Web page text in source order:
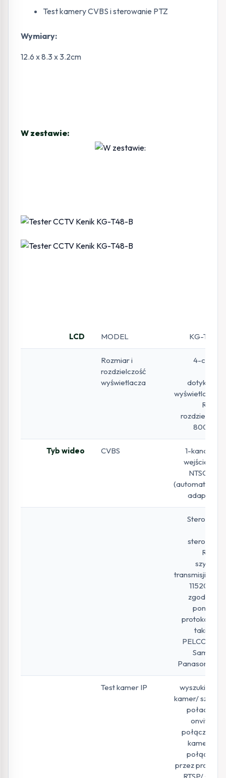
Test kamery CVBS i sterowanie PTZ
Wymiary:
12.6 x 8.3 x 3.2cm
W zestawie:
LCD MODEL KG-T48-B
Rozmiar i
rozdzielczość
wyświetlacza
4-calowy
dotykowy z
wyświetlaczem
Retina,
rozdzielczość
800*480
Tyb wideo CVBS
1-kanałowe
wejście BNC
NTSC/PAL
(automatyczna
adaptacja)
Sterowanie
sterowanie
RS485,
szybkość
transmisji 600-
115200b/s,
zgodność z
ponad 30
protokołami,
takimi jak
PELCO-D/P,
Samsung,
Panasonic itp.
Test kamer IP
wyszukiwanie
kamer/ szybkie
połaczenie
onvif/ test
połączenia z
kamerą IP/
połączenie
przez protokół